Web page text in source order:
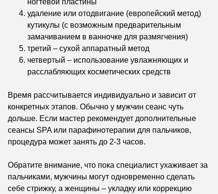
ногтевой пластины
удаление или отодвигание (европейский метод)
кутикулы (с возможным предварительным
замачиванием в ванночке для размягчения)
третий – сухой аппаратный метод
четвертый – использование увлажняющих и
расслабляющих косметических средств
Время рассчитывается индивидуально и зависит от
конкретных этапов. Обычно у мужчин сеанс чуть
дольше. Если мастер рекомендует дополнительные
сеансы SPA или парафинотерапии для пальчиков,
процедура может занять до 2-3 часов.
Обратите внимание, что пока специалист ухаживает за
пальчиками, мужчины могут одновременно сделать
себе стрижку, а женщины – укладку или коррекцию